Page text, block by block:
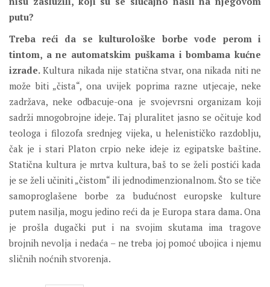
putu?
Treba reći da se kulturološke borbe vode perom i
tintom, a ne automatskim puškama i bombama kućne
izrade. Kultura nikada nije statična stvar, ona nikada niti ne
može biti „čista“, ona uvijek poprima razne utjecaje, neke
zadržava, neke odbacuje-ona je svojevrsni organizam koji
sadrži mnogobrojne ideje. Taj pluralitet jasno se očituje kod
teologa i filozofa srednjeg vijeka, u helenističko razdoblju,
čak je i stari Platon crpio neke ideje iz egipatske baštine.
Statična kultura je mrtva kultura, baš to se želi postići kada
je se želi učiniti „čistom“ ili jednodimenzionalnom. Što se tiče
samoproglašene borbe za budućnost europske kulture
putem nasilja, mogu jedino reći da je Europa stara dama. Ona
je prošla dugački put i na svojim skutama ima tragove
brojnih nevolja i nedaća – ne treba joj pomoć ubojica i njemu
sličnih noćnih stvorenja.